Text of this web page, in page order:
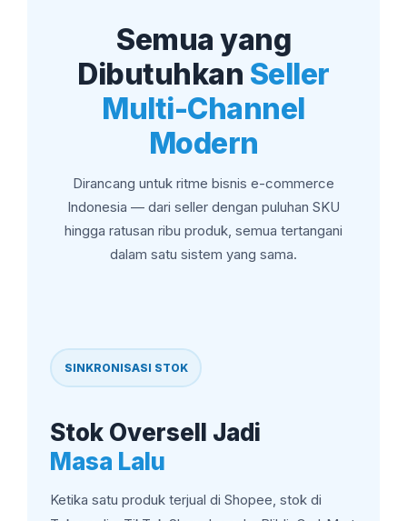
Semua yang
Dibutuhkan Seller
Multi-Channel
Modern
Dirancang untuk ritme bisnis e-commerce
Indonesia — dari seller dengan puluhan SKU
hingga ratusan ribu produk, semua tertangani
dalam satu sistem yang sama.
SINKRONISASI STOK
Stok Oversell Jadi
Masa Lalu
Ketika satu produk terjual di Shopee, stok di